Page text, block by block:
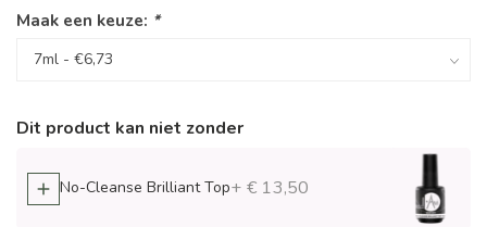
Maak een keuze: *
Dit product kan niet zonder
No-Cleanse Brilliant Top+ € 13,50